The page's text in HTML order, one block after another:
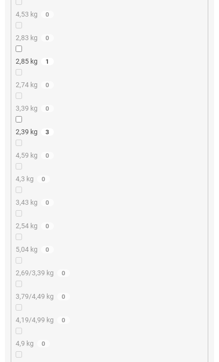
4,53 kg 0
2,83 kg 0
2,85 kg 1
2,74 kg 0
3,39 kg 0
2,39 kg 3
4,59 kg 0
4,3 kg 0
3,43 kg 0
2,54 kg 0
5,04 kg 0
2,69/3,39 kg 0
3,79/4,49 kg 0
4,19/4,99 kg 0
4,9 kg 0